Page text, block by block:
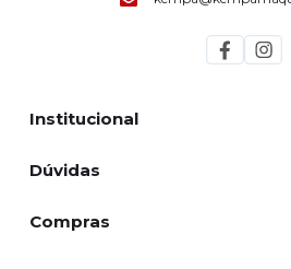
Institucional
Dúvidas
Compras